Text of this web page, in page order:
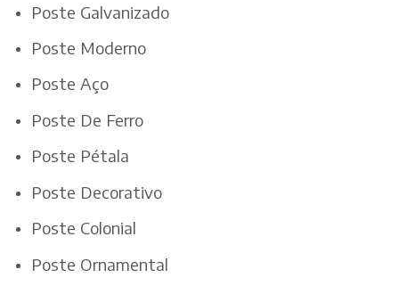
Poste Galvanizado
Poste Moderno
Poste Aço
Poste De Ferro
Poste Pétala
Poste Decorativo
Poste Colonial
Poste Ornamental